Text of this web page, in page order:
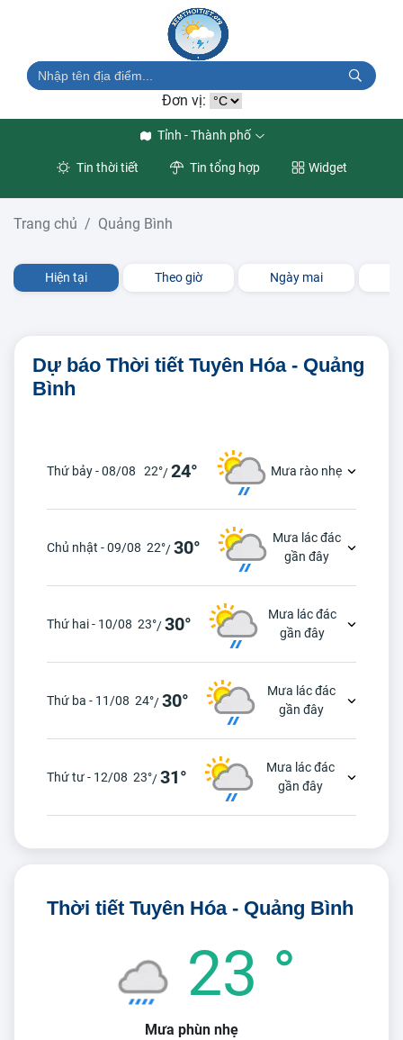
Đơn vị:
Tỉnh - Thành phố
Tin thời tiết Tin tổng hợp Widget
Trang chủ Quảng Bình
Hiện tại Theo giờ Ngày mai
Dự báo Thời tiết Tuyên Hóa - Quảng
Bình
Thứ bảy - 08/08 22°/24° Mưa rào nhẹ
Chủ nhật - 09/08 22°/30°
Mưa lác đác
gần đây
Thứ hai - 10/08 23°/30°
Mưa lác đác
gần đây
Thứ ba - 11/08 24°/30°
Mưa lác đác
gần đây
Thứ tư - 12/08 23°/31°
Mưa lác đác
gần đây
Thời tiết Tuyên Hóa - Quảng Bình
23 °
Mưa phùn nhẹ